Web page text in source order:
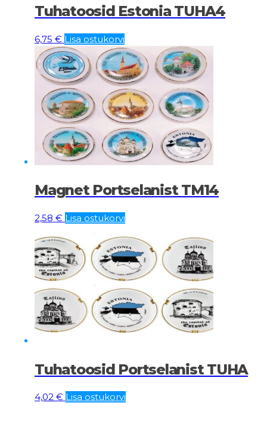
Tuhatoosid Estonia TUHA4
6,75 € Lisa ostukorvi
Magnet Portselanist TM14
2,58 € Lisa ostukorvi
Tuhatoosid Portselanist TUHA
4,02 € Lisa ostukorvi